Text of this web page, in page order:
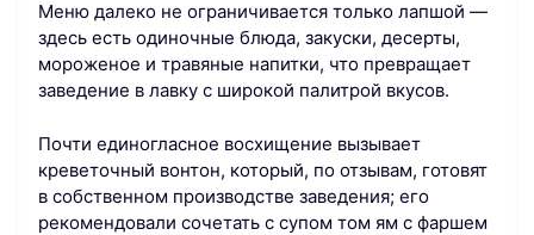
Меню далеко не ограничивается только лапшой —
здесь есть одиночные блюда, закуски, десерты,
мороженое и травяные напитки, что превращает
заведение в лавку с широкой палитрой вкусов.
Почти единогласное восхищение вызывает
креветочный вонтон, который, по отзывам, готовят
в собственном производстве заведения; его
рекомендовали сочетать с супом том ям с фаршем